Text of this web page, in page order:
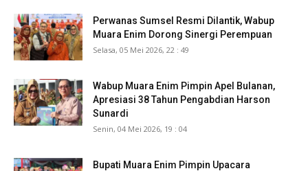
Perwanas Sumsel Resmi Dilantik, Wabup
Muara Enim Dorong Sinergi Perempuan
Selasa, 05 Mei 2026, 22 : 49
Wabup Muara Enim Pimpin Apel Bulanan,
Apresiasi 38 Tahun Pengabdian Harson
Sunardi
Senin, 04 Mei 2026, 19 : 04
Bupati Muara Enim Pimpin Upacara